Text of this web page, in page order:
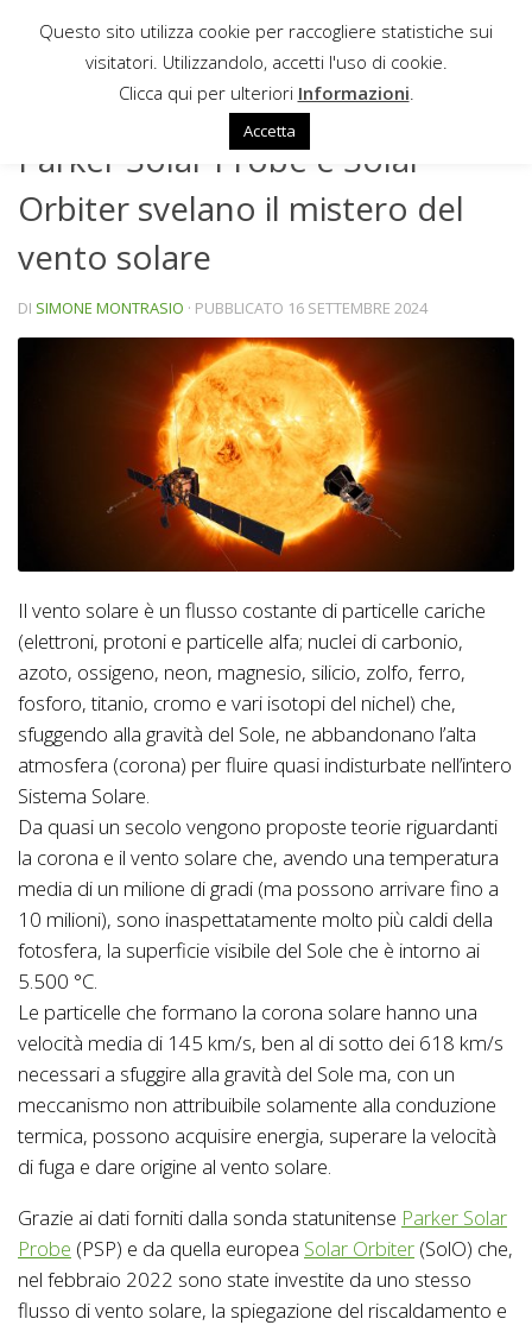
Sotto il contenuto
Parker Solar Probe e Solar
Orbiter svelano il mistero del
vento solare
DI SIMONE MONTRASIO · PUBBLICATO 16 SETTEMBRE 2024
Il vento solare è un flusso costante di particelle cariche
(elettroni, protoni e particelle alfa; nuclei di carbonio,
azoto, ossigeno, neon, magnesio, silicio, zolfo, ferro,
fosforo, titanio, cromo e vari isotopi del nichel) che,
sfuggendo alla gravità del Sole, ne abbandonano l’alta
atmosfera (corona) per fluire quasi indisturbate nell’intero
Sistema Solare.
Da quasi un secolo vengono proposte teorie riguardanti
la corona e il vento solare che, avendo una temperatura
media di un milione di gradi (ma possono arrivare fino a
10 milioni), sono inaspettatamente molto più caldi della
fotosfera, la superficie visibile del Sole che è intorno ai
5.500 °C.
Le particelle che formano la corona solare hanno una
velocità media di 145 km/s, ben al di sotto dei 618 km/s
necessari a sfuggire alla gravità del Sole ma, con un
meccanismo non attribuibile solamente alla conduzione
termica, possono acquisire energia, superare la velocità
di fuga e dare origine al vento solare.
Grazie ai dati forniti dalla sonda statunitense Parker Solar
Probe (PSP) e da quella europea Solar Orbiter (SolO) che,
nel febbraio 2022 sono state investite da uno stesso
flusso di vento solare, la spiegazione del riscaldamento e
Questo sito utilizza cookie per raccogliere statistiche sui
visitatori. Utilizzandolo, accetti l'uso di cookie.
Clicca qui per ulteriori Informazioni
Accetta